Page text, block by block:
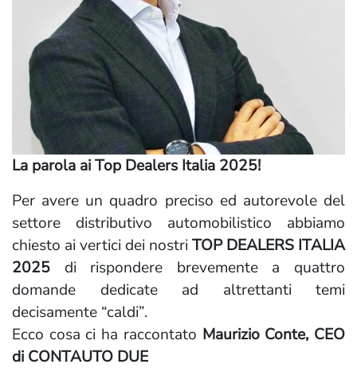
La parola ai Top Dealers Italia 2025!
Per avere un quadro preciso ed autorevole del
settore distributivo automobilistico abbiamo
chiesto ai vertici dei nostriTOP DEALERS ITALIA
2025 di rispondere brevemente a quattro
domande dedicate ad altrettanti temi
decisamente “caldi”.
Ecco cosa ci ha raccontato Maurizio Conte, CEO
di CONTAUTO DUE